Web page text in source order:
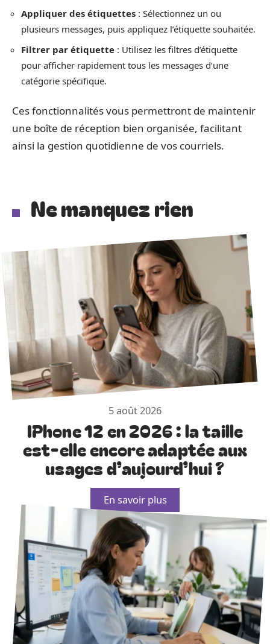
Appliquer des étiquettes : Sélectionnez un ou
plusieurs messages, puis appliquez l’étiquette souhaitée.
Filtrer par étiquette : Utilisez les filtres d’étiquette
pour afficher rapidement tous les messages d’une
catégorie spécifique.
Ces fonctionnalités vous permettront de maintenir
une boîte de réception bien organisée, facilitant
ainsi la gestion quotidienne de vos courriels.
Ne manquez rien
5 août 2026
IPhone 12 en 2026 : la taille
est-elle encore adaptée aux
usages d’aujourd’hui ?
En savoir plus